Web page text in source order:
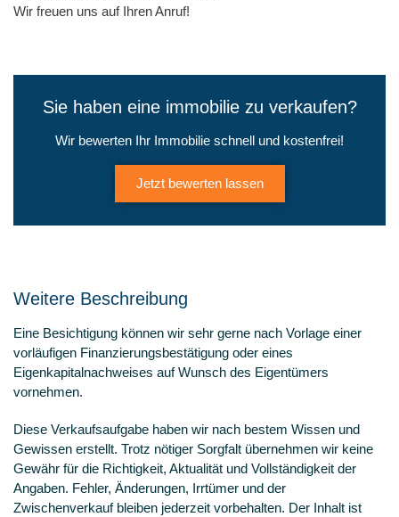
Wir freuen uns auf Ihren Anruf!
Sie haben eine immobilie zu verkaufen?
Wir bewerten Ihr Immobilie schnell und kostenfrei!
Jetzt bewerten lassen
Weitere Beschreibung
Eine Besichtigung können wir sehr gerne nach Vorlage einer
vorläufigen Finanzierungsbestätigung oder eines
Eigenkapitalnachweises auf Wunsch des Eigentümers
vornehmen.
Diese Verkaufsaufgabe haben wir nach bestem Wissen und
Gewissen erstellt. Trotz nötiger Sorgfalt übernehmen wir keine
Gewähr für die Richtigkeit, Aktualität und Vollständigkeit der
Angaben. Fehler, Änderungen, Irrtümer und der
Zwischenverkauf bleiben jederzeit vorbehalten. Der Inhalt ist